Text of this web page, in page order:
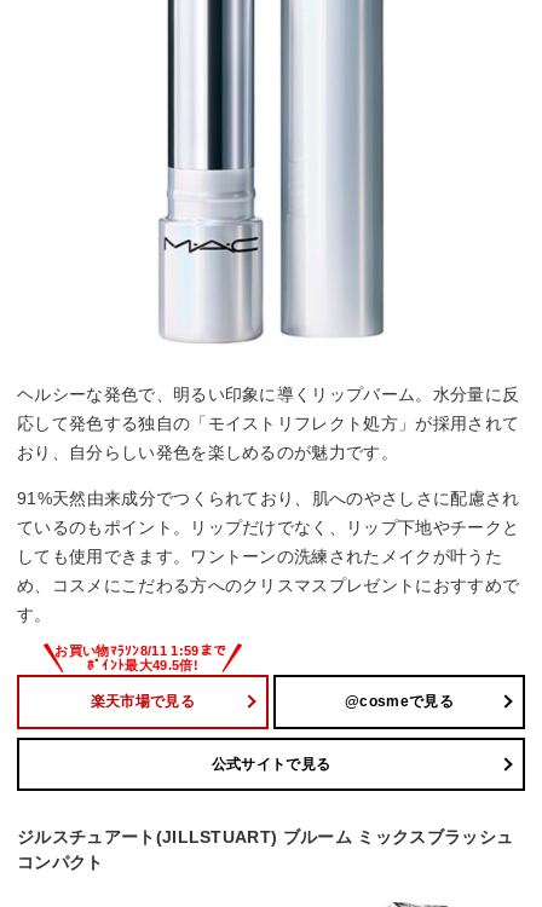
ヘルシーな発色で、明るい印象に導くリップバーム。水分量に反
応して発色する独自の「モイストリフレクト処方」が採用されて
おり、自分らしい発色を楽しめるのが魅力です。
91%天然由来成分でつくられており、肌へのやさしさに配慮され
ているのもポイント。リップだけでなく、リップ下地やチークと
しても使用できます。ワントーンの洗練されたメイクが叶うた
め、コスメにこだわる方へのクリスマスプレゼントにおすすめで
す。
楽天市場で見る @cosmeで見る
公式サイトで見る
ジルスチュアート(JILLSTUART) ブルーム ミックスブラッシュ
コンパクト